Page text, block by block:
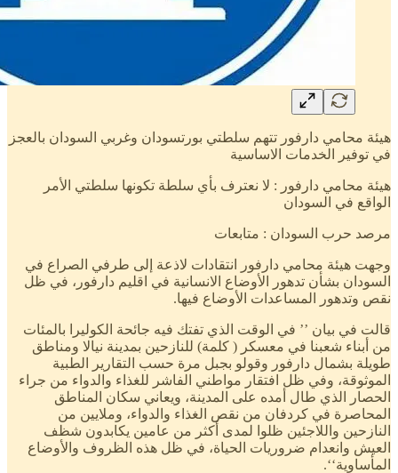
هيئة محامي دارفور تتهم سلطتي بورتسودان وغربي السودان بالعجز
في توفير الخدمات الاساسية
هيئة محامي دارفور : لا نعترف بأي سلطة تكونها سلطتي الأمر
الواقع في السودان
مرصد حرب السودان : متابعات
وجهت هيئة محامي دارفور انتقادات لاذعة إلى طرفي الصراع في
السودان بشأن تدهور الأوضاع الانسانية في اقليم دارفور، في ظل
نقص وتدهور المساعدات الأوضاع فيها.
قالت في بيان ’’ في الوقت الذي تفتك فيه جائحة الكوليرا بالمئات
من أبناء شعبنا في معسكر ( كلمة) للنازحين بمدينة نيالا ومناطق
طويلة بشمال دارفور وقولو بجبل مرة حسب التقارير الطبية
الموثوقة، وفي ظل افتقار مواطني الفاشر للغذاء والدواء من جراء
الحصار الذي طال أمده على المدينة، ويعاني سكان المناطق
المحاصرة في كردفان من نقص الغذاء والدواء، وملايين من
النازحين واللاجئين ظلوا لمدى أكثر من عامين يكابدون شظف
العيش وانعدام ضروريات الحياة، في ظل هذه الظروف والأوضاع
المأساوية‘‘.